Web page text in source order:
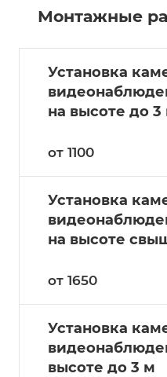
Монтажные
Установка
на высоте до 3
от 1100
Установка
на высоте
от 1650
Установка
высоте до 3 м